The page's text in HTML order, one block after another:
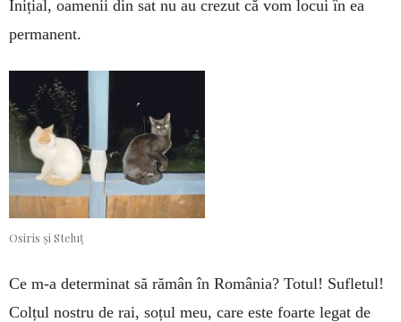
Inițial, oamenii din sat nu au crezut că vom locui în ea
permanent.
Osiris și Steluț
Ce m-a determinat să rămân în România? Totul! Sufletul!
Colțul nostru de rai, soțul meu, care este foarte legat de